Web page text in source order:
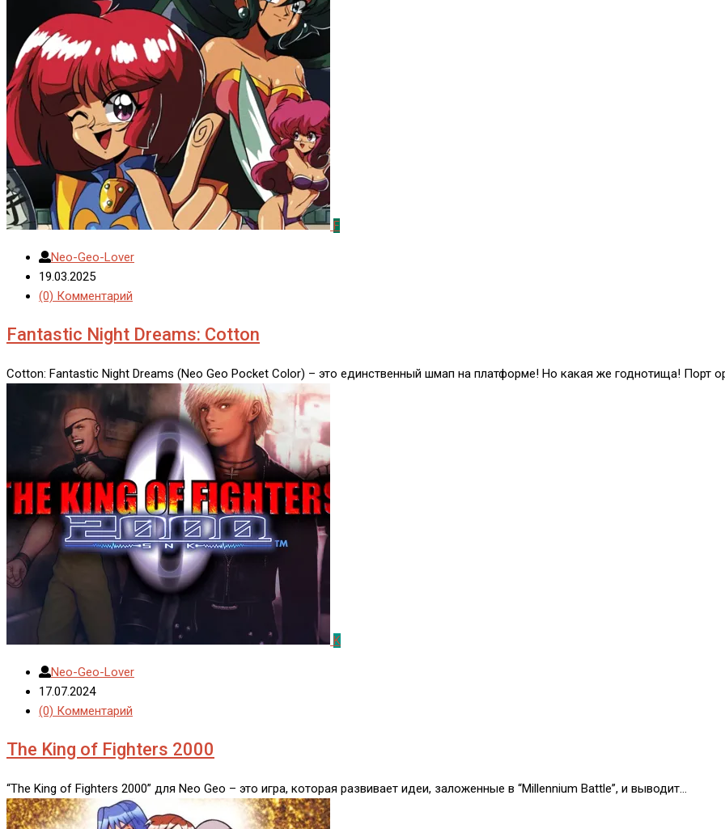
F
Neo-Geo-Lover
19.03.2025
(0) Комментарий
Fantastic Night Dreams: Cotton
Cotton: Fantastic Night Dreams (Neo Geo Pocket Color) – это единственный шмап на платформе! Но какая же годнотища! Порт
K
Neo-Geo-Lover
17.07.2024
(0) Комментарий
The King of Fighters 2000
“The King of Fighters 2000” для Neo Geo – это игра, которая развивает идеи, заложенные в “Millennium Battle”, и выводит…